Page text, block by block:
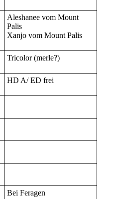
Aleshanee vom Mount
Palis
Xanjo vom Mount Palis
Tricolor (merle?)
HD A/ ED frei
Bei Feragen